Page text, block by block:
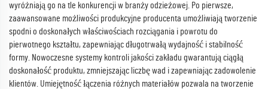
wyróżniają go na tle konkurencji w branży odzieżowej. Po pierwsze,
zaawansowane możliwości produkcyjne producenta umożliwiają tworzenie
spodni o doskonałych właściwościach rozciągania i powrotu do
pierwotnego kształtu, zapewniając długotrwałą wydajność i stabilność
formy. Nowoczesne systemy kontroli jakości zakładu gwarantują ciągłą
doskonałość produktu, zmniejszając liczbę wad i zapewniając zadowolenie
klientów. Umiejętność łączenia różnych materiałów pozwala na tworzenie